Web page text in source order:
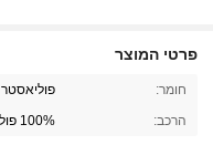
פרטי המוצר
חומר: פוליאסטר
הרכב: 100% פוליאסטר
8.5K עוקבים